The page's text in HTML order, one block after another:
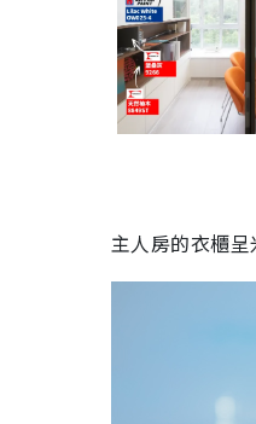
主人房的衣櫃